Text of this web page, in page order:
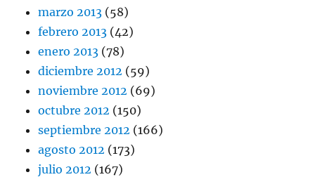
marzo 2013 (58)
febrero 2013 (42)
enero 2013 (78)
diciembre 2012 (59)
noviembre 2012 (69)
octubre 2012 (150)
septiembre 2012 (166)
agosto 2012 (173)
julio 2012 (167)